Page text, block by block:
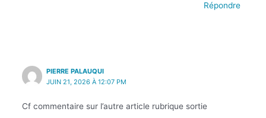
Répondre
PIERRE PALAUQUI
JUIN 21, 2026 À 12:07 PM
Cf commentaire sur l’autre article rubrique sortie